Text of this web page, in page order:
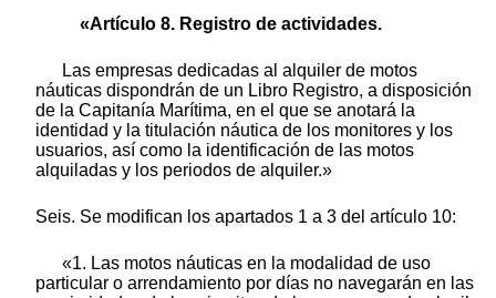
«Artículo 8. Registro de actividades.
Las empresas dedicadas al alquiler de motos
náuticas dispondrán de un Libro Registro, a disposición
de la Capitanía Marítima, en el que se anotará la
identidad y la titulación náutica de los monitores y los
usuarios, así como la identificación de las motos
alquiladas y los periodos de alquiler.»
Seis. Se modifican los apartados 1 a 3 del artículo 10:
«1. Las motos náuticas en la modalidad de uso
particular o arrendamiento por días no navegarán en las